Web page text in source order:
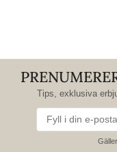
Tips, exklusiva